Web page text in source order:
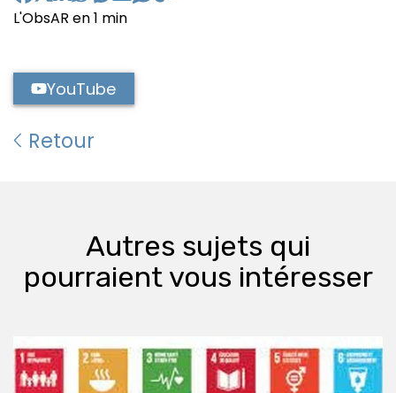
L'ObsAR en 1 min
YouTube
Retour
Autres sujets qui
pourraient vous intéresser